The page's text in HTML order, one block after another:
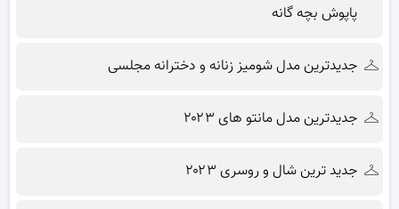
پاپوش بچه گانه
جدیدترین مدل شومیز زنانه و دخترانه مجلسی
جدیدترین مدل مانتو های ۲۰۲۳
جدید ترین شال و روسری ۲۰۲۳